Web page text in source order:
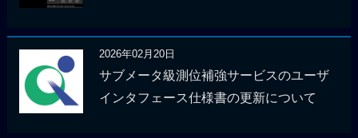
2026年02月20日
サブメータ級測位補強サービスのユーザ
インタフェース仕様書の更新について